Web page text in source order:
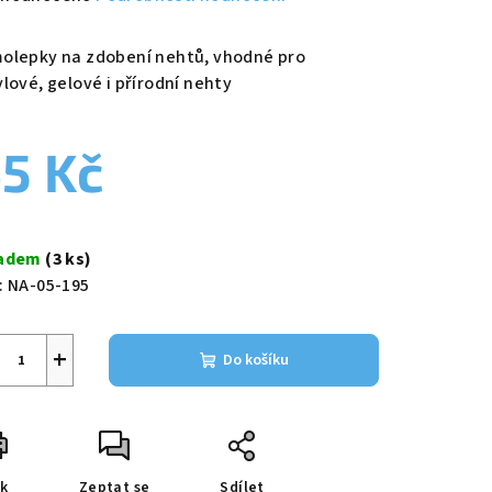
na zdobení nehtů, vhodné pro
gelové i přírodní nehty
Kč
(3 ks)
NA-05-195
+ Do košíku
Zeptat se Sdílet